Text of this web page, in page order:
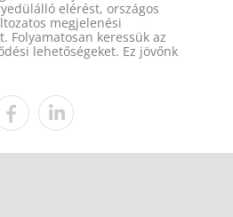
elérést, országos
megjelenési
Folyamatosan keressük az
lehetőségeket. Ez jövőnk